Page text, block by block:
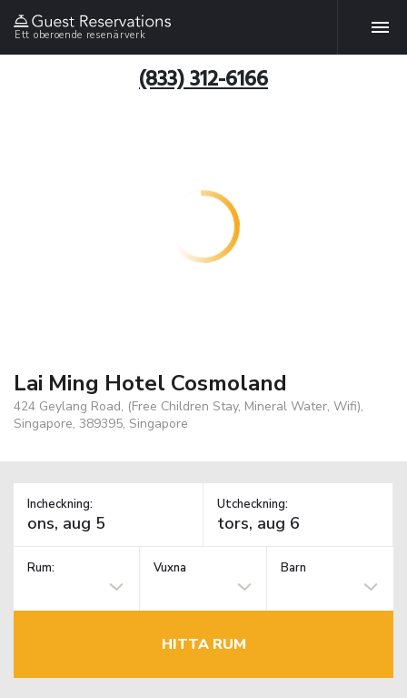
Ett oberoende resenärverk
(833) 312-6166
Lai Ming Hotel Cosmoland
424 Geylang Road, (Free Children Stay, Mineral Water, Wifi),
Singapore, 389395, Singapore
Incheckning: Utcheckning:
Rum: Vuxna Barn
HITTA RUM